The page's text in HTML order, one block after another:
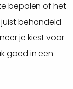
bepalen of het
behandeld
je kiest voor
goed in een